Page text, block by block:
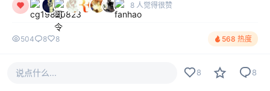
8 人觉得很赞
504 8 8 568 热度
热门 只看作者
说点什么... 8 8